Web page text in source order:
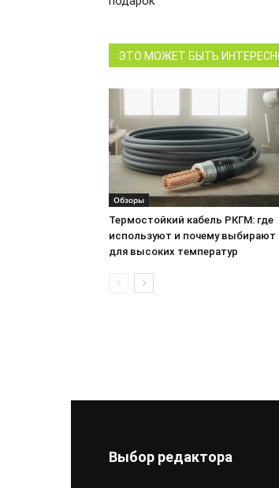
ЭТО МОЖЕТ БЫТЬ
Обзоры
Термостойкий кабель РКГМ: где
используют и почему выбирают
для высоких температур
Выбор редактора